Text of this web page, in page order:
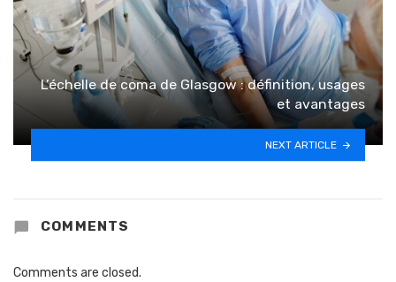
L’échelle de coma de Glasgow : définition, usages
et avantages
NEXT ARTICLE
COMMENTS
Comments are closed.